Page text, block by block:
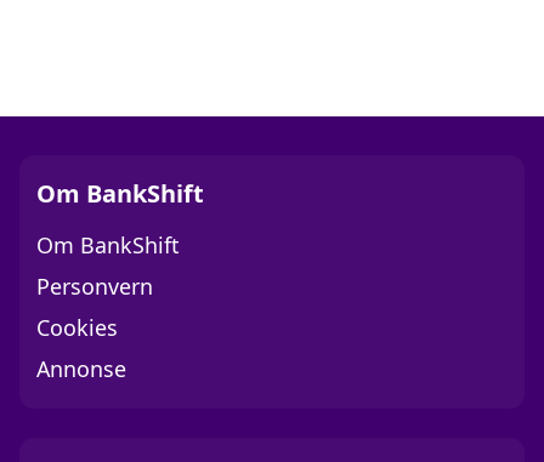
Om BankShift
Om BankShift
Personvern
Cookies
Annonse